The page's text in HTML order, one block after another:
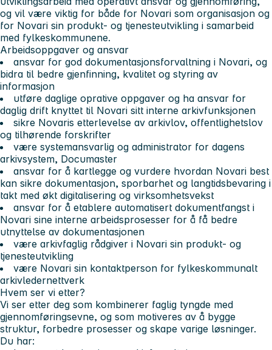
og vil være viktig for både for Novari som organisasjon og
for Novari sin produkt- og tjenesteutvikling i samarbeid
med fylkeskommunene.
Arbeidsoppgaver og ansvar
ansvar for god dokumentasjonsforvaltning i Novari, og
bidra til bedre gjenfinning, kvalitet og styring av
informasjon
utføre daglige oprative oppgaver og ha ansvar for
daglig drift knyttet til Novari sitt interne arkivfunksjonen
sikre Novaris etterlevelse av arkivlov, offentlighetslov
og tilhørende forskrifter
være systemansvarlig og administrator for dagens
arkivsystem, Documaster
ansvar for å kartlegge og vurdere hvordan Novari best
kan sikre dokumentasjon, sporbarhet og langtidsbevaring i
takt med økt digitalisering og virksomhetsvekst
ansvar for å etablere automatisert dokumentfangst i
Novari sine interne arbeidsprosesser for å få bedre
utnyttelse av dokumentasjonen
være arkivfaglig rådgiver i Novari sin produkt- og
tjenesteutvikling
være Novari sin kontaktperson for fylkeskommunalt
arkivledernettverk
Hvem ser vi etter?
Vi ser etter deg som kombinerer faglig tyngde med
gjennomføringsevne, og som motiveres av å bygge
struktur, forbedre prosesser og skape varige løsninger.
Du har: